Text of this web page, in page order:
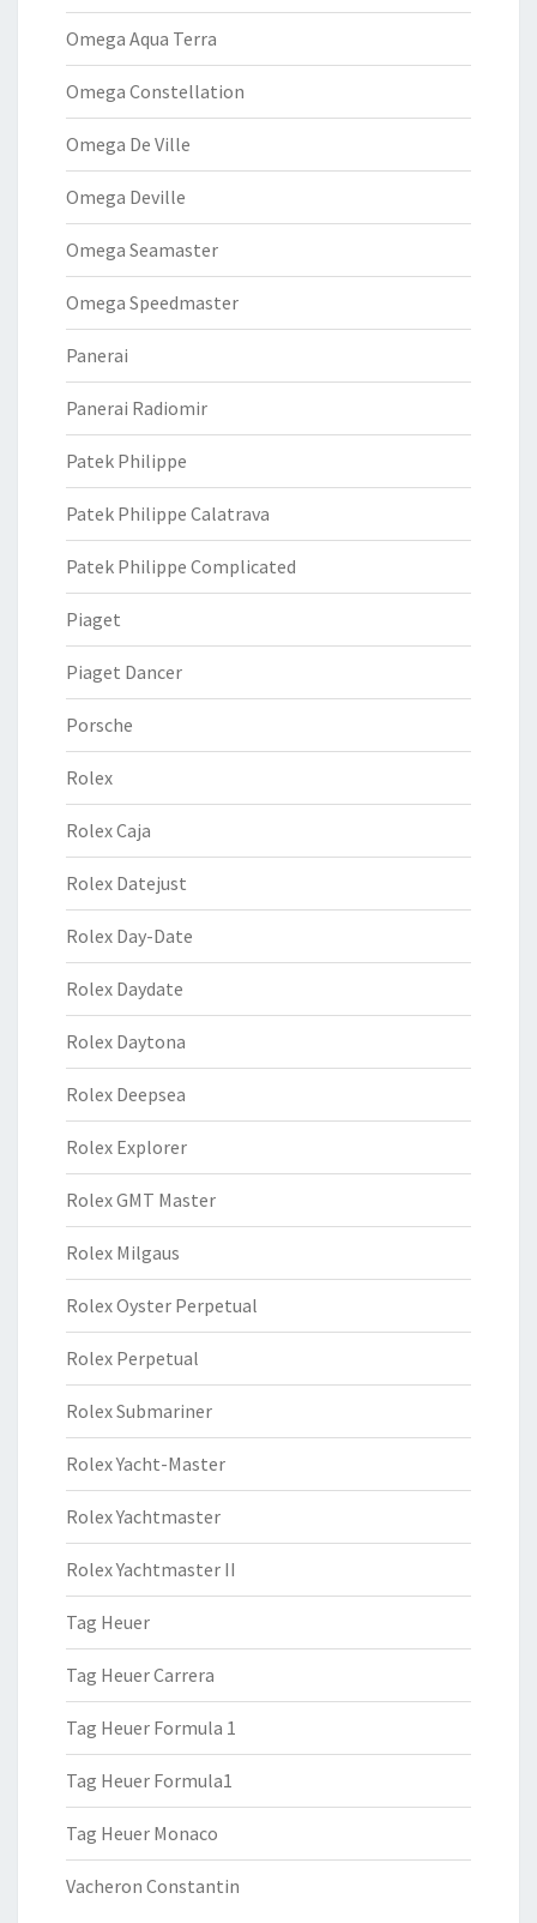
Omega Aqua Terra
Omega Constellation
Omega De Ville
Omega Deville
Omega Seamaster
Omega Speedmaster
Panerai
Panerai Radiomir
Patek Philippe
Patek Philippe Calatrava
Patek Philippe Complicated
Piaget
Piaget Dancer
Porsche
Rolex
Rolex Caja
Rolex Datejust
Rolex Day-Date
Rolex Daydate
Rolex Daytona
Rolex Deepsea
Rolex Explorer
Rolex GMT Master
Rolex Milgaus
Rolex Oyster Perpetual
Rolex Perpetual
Rolex Submariner
Rolex Yacht-Master
Rolex Yachtmaster
Rolex Yachtmaster II
Tag Heuer
Tag Heuer Carrera
Tag Heuer Formula 1
Tag Heuer Formula1
Tag Heuer Monaco
Vacheron Constantin